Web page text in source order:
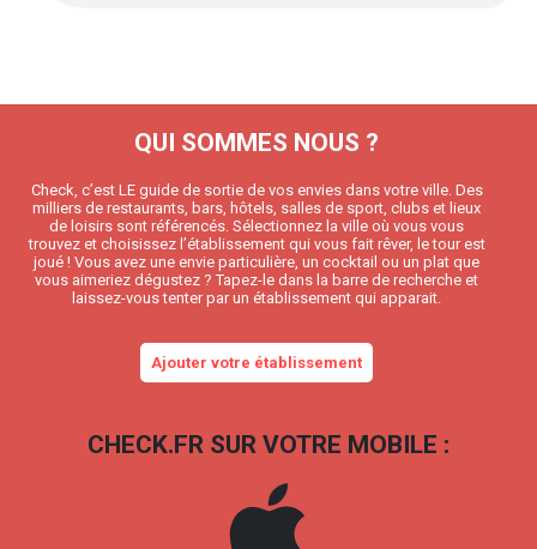
QUI SOMMES NOUS ?
Check, c’est LE guide de sortie de vos envies dans votre ville. Des
milliers de restaurants, bars, hôtels, salles de sport, clubs et lieux
de loisirs sont référencés. Sélectionnez la ville où vous vous
trouvez et choisissez l’établissement qui vous fait rêver, le tour est
joué ! Vous avez une envie particulière, un cocktail ou un plat que
vous aimeriez dégustez ? Tapez-le dans la barre de recherche et
laissez-vous tenter par un établissement qui apparait.
Ajouter votre établissement
CHECK.FR SUR VOTRE MOBILE :